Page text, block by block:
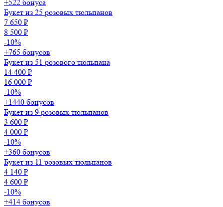
+522 бонуса
Букет из 25 розовых тюльпанов
7 650 ₽
8 500 ₽
-10%
+765 бонусов
Букет из 51 розового тюльпана
14 400 ₽
16 000 ₽
-10%
+1440 бонусов
Букет из 9 розовых тюльпанов
3 600 ₽
4 000 ₽
-10%
+360 бонусов
Букет из 11 розовых тюльпанов
4 140 ₽
4 600 ₽
-10%
+414 бонусов